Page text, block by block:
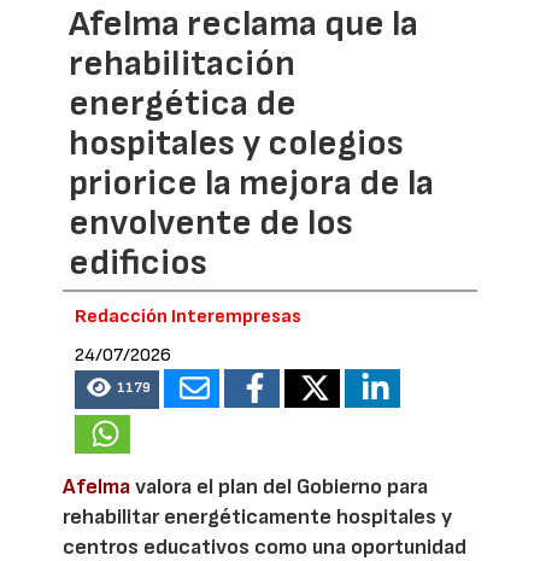
Afelma reclama que la
rehabilitación
energética de
hospitales y colegios
priorice la mejora de la
envolvente de los
edificios
Redacción Interempresas
24/07/2026
1179
Afelmavalora el plan del Gobierno para
rehabilitar energéticamente hospitales y
centros educativos como una oportunidad